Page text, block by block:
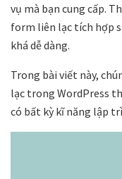
vụ mà bạn cung cấp.
form liên lạc tích hợp
khá dễ dàng.
Trong bài viết này,
lạc trong WordPress
có bất kỳ kĩ năng lập